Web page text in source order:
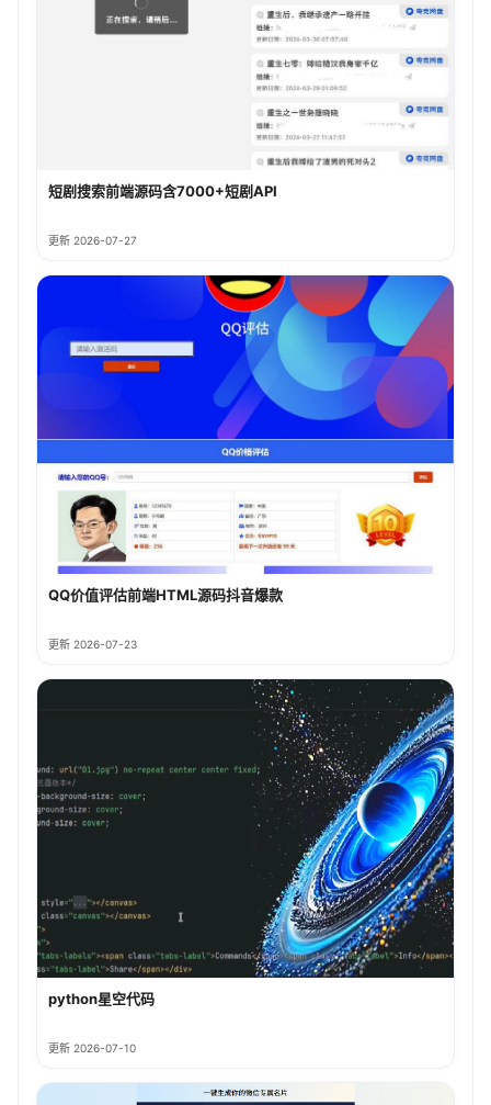
短剧搜索前端源码含7000+短剧API
更新 2026-07-27
QQ价值评估前端HTML源码抖音爆款
更新 2026-07-23
python星空代码
更新 2026-07-10